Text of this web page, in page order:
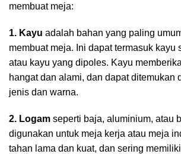
membuat meja:
1. Kayu adalah bahan yang paling
membuat meja. Ini dapat termasuk kayu
atau kayu yang dipoles. Kayu
hangat dan alami, dan dapat ditemukan
jenis dan warna.
2. Logam seperti baja, aluminium, atau
digunakan untuk meja kerja atau meja
tahan lama dan kuat, dan sering